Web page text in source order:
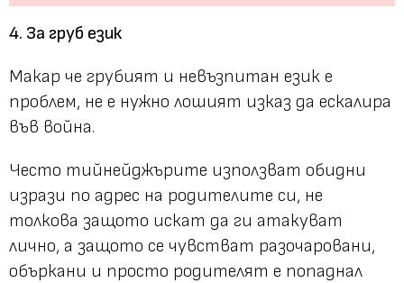
4. За груб език
Макар че грубият и невъзпитан език е
проблем, не е нужно лошият изказ да ескалира
във война.
Често тийнейджърите използват обидни
изрази по адрес на родителите си, не
толкова защото искат да ги атакуват
лично, а защото се чувстват разочаровани,
объркани и просто родителят е попаднал